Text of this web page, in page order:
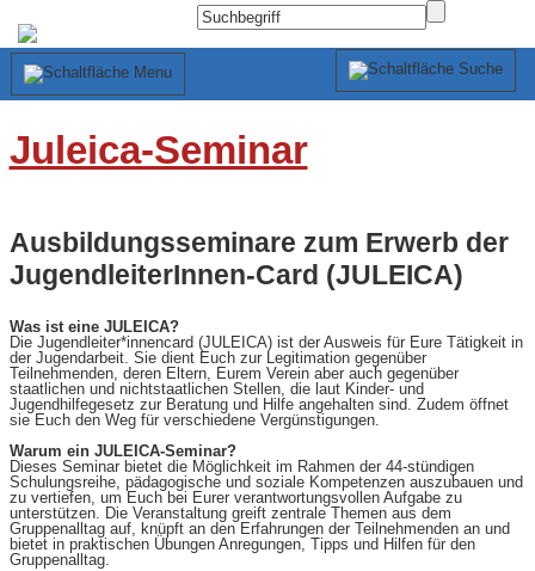
Juleica-Seminar
Ausbildungsseminare zum Erwerb der
JugendleiterInnen-Card (JULEICA)
Was ist eine JULEICA?
Die Jugendleiter*innencard (JULEICA) ist der Ausweis für Eure Tätigkeit in
der Jugendarbeit. Sie dient Euch zur Legitimation gegenüber
Teilnehmenden, deren Eltern, Eurem Verein aber auch gegenüber
staatlichen und nichtstaatlichen Stellen, die laut Kinder- und
Jugendhilfegesetz zur Beratung und Hilfe angehalten sind. Zudem öffnet
sie Euch den Weg für verschiedene Vergünstigungen.
Warum ein JULEICA-Seminar?
Dieses Seminar bietet die Möglichkeit im Rahmen der 44-stündigen
Schulungsreihe, pädagogische und soziale Kompetenzen auszubauen und
zu vertiefen, um Euch bei Eurer verantwortungsvollen Aufgabe zu
unterstützen. Die Veranstaltung greift zentrale Themen aus dem
Gruppenalltag auf, knüpft an den Erfahrungen der Teilnehmenden an und
bietet in praktischen Übungen Anregungen, Tipps und Hilfen für den
Gruppenalltag.